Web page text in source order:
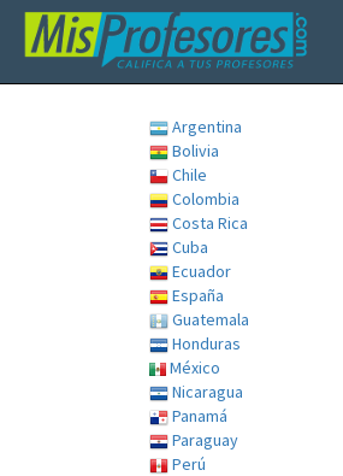
Argentina
Bolivia
Chile
Colombia
Costa Rica
Cuba
Ecuador
España
Guatemala
Honduras
México
Nicaragua
Panamá
Paraguay
Perú